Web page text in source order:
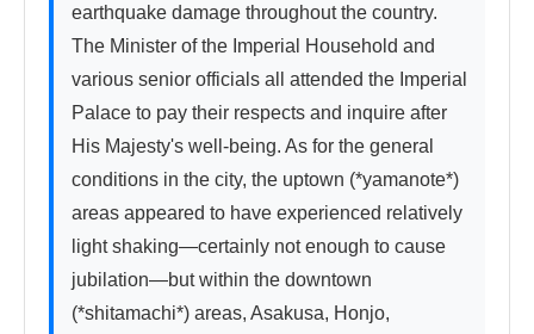
earthquake damage throughout the country.
The Minister of the Imperial Household and
various senior officials all attended the Imperial
Palace to pay their respects and inquire after
His Majesty's well-being. As for the general
conditions in the city, the uptown (*yamanote*)
areas appeared to have experienced relatively
light shaking—certainly not enough to cause
jubilation—but within the downtown
(*shitamachi*) areas, Asakusa, Honjo,